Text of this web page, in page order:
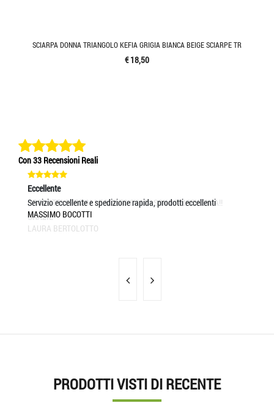
SCIARPA DONNA TRIANGOLO KEFIA GRIGIA BIANCA BEIGE SCIARPE TR
€ 18,50
Con 33 Recensioni Reali
Eccellente
PRODOTTI SPECIALI E MOLTO CUATI, SONO FELICISSIMA!!
GRAZIE
LAURA BERTOLOTTO
Eccellente
Servizio eccellente e spedizione rapida, prodotti eccellenti
MASSIMO BOCOTTI
PRODOTTI VISTI DI RECENTE